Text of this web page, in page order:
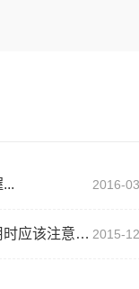
2016-
2015-
注意些什么...